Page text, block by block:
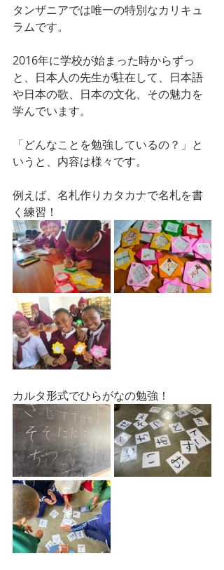
タンザニアでは唯一の特別なカリキュ
ラムです。
2016年に学校が始まった時からずっ
と、日本人の先生が駐在して、日本語
や日本の歌、日本の文化、その魅力を
学んでいます。
「どんなことを勉強しているの？」と
いうと、内容は様々です。
例えば、名札作りカタカナで名札を書
く練習！
カルタ形式でひらがなの勉強！